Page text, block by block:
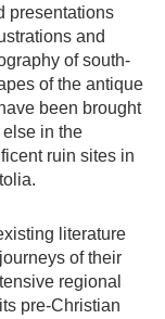
presentations
and
of south-
of the antique
been brought
in the
ruin sites in
literature
of their
regional
pre-Christian